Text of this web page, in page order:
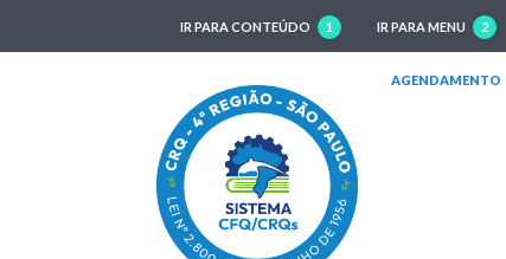
IR PARA CONTEÚDO 1 IR PARA MENU 2
AGENDAMENTO